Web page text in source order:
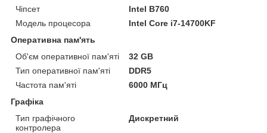
Чіпсет
Intel B760
Модель процесора
Intel Core i7-14700KF
Оперативна пам'ять
Об'єм оперативної пам'яті
32 GB
Тип оперативної пам'яті
DDR5
Частота пам'яті
6000 МГц
Графіка
Тип графічного
контролера
Дискретний